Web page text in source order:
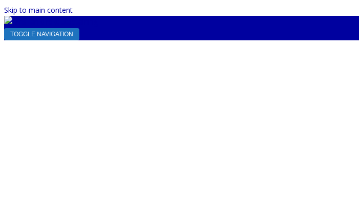
Skip to main content
TOGGLE NAVIGATION